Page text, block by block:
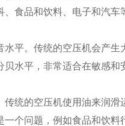
食品和饮料、电子和汽车
平。传统的空压机会产
水平，非常适合在敏感和
统的空压机使用油来润
个问题，例如食品和饮